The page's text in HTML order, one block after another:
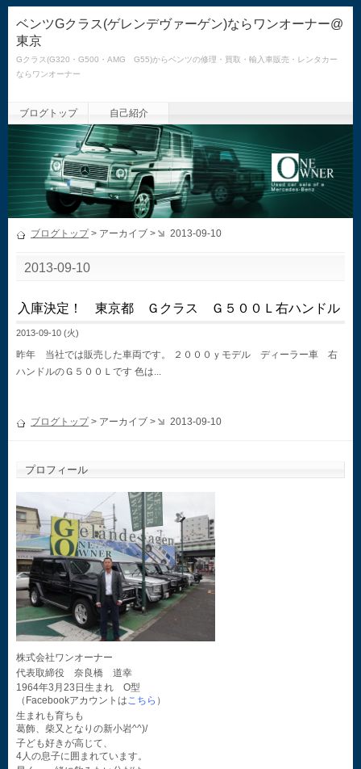
ベンツGクラス(ゲレンデヴァーゲン)ならワンオーナー@
東京
Gクラス(G320・G500・AMG G55)からベンツの修理・買取・輸入車販売・レンタカー
ならワンオーナー
ブログトップ 自己紹介
ブログトップ> アーカイブ > 2013-09-10
2013-09-10
入庫決定！ 東京都 Ｇクラス Ｇ５００Ｌ右ハンドル
2013-09-10 (火)
昨年 当社では販売した車両です。 ２０００ｙモデル ディーラー車 右
ハンドルのＧ５００Ｌです 色は...
ブログトップ> アーカイブ > 2013-09-10
プロフィール
株式会社ワンオーナー
代表取締役 奈良橋 道幸
1964年3月23日生まれ O型
（Facebookアカウントはこちら ）
生まれも育ちも
葛飾、柴又となりの新小岩^^)/
子ども好きが高じて、
4人の息子に囲まれています。